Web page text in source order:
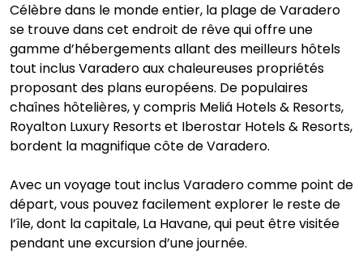
Célèbre dans le monde entier, la plage de Varadero
se trouve dans cet endroit de rêve qui offre une
gamme d’hébergements allant des meilleurs hôtels
tout inclus Varadero aux chaleureuses propriétés
proposant des plans européens. De populaires
chaînes hôtelières, y compris Meliá Hotels & Resorts,
Royalton Luxury Resorts et Iberostar Hotels & Resorts,
bordent la magnifique côte de Varadero.
Avec un voyage tout inclus Varadero comme point de
départ, vous pouvez facilement explorer le reste de
l’île, dont la capitale, La Havane, qui peut être visitée
pendant une excursion d’une journée.